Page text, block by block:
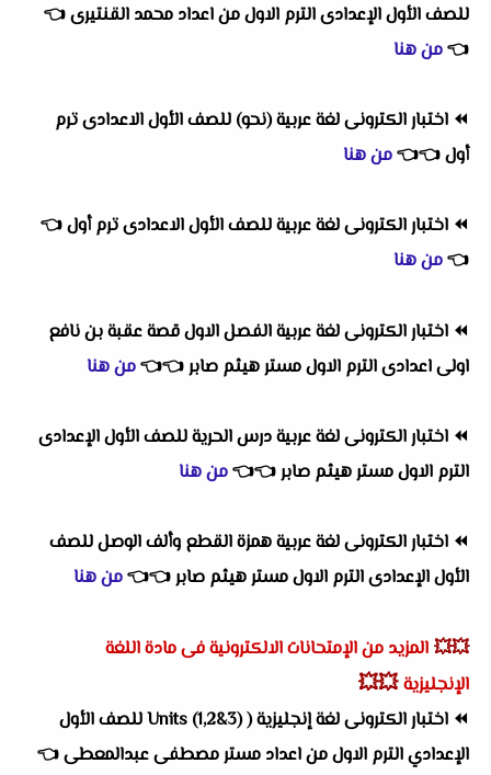
للصف الأول الإعدادى الترم الاول من اعداد محمد القنتيرى👈
👈من هنا
⏪ اختبار الكترونى لغة عربية (نحو) للصف الأول الاعدادى ترم
أول👈
👈من هنا
⏪ اختبار الكترونى لغة عربية للصف الأول الاعدادى ترم أول👈
👈من هنا
⏪ اختبار الكترونى لغة عربية الفصل الاول قصة عقبة بن نافع
اولى اعدادى الترم الاول مستر هيثم صابر👈
👈من هنا
⏪ اختبار الكترونى لغة عربية درس الحرية للصف الأول الإعدادى
الترم الاول مستر هيثم صابر👈
👈من هنا
⏪ اختبار الكترونى لغة عربية همزة القطع وألف الوصل للصف
الأول الإعدادى الترم الاول مستر هيثم صابر👈
👈من هنا
💥💥 المزيد من الإمتحانات الالكترونية فى مادة اللغة
الإنجليزية 💥💥
⏪
اختبار الكترونى لغة إنجليزية ( Units (1,2&3) للصف الأول
الإعدادي الترم الاول من اعداد مستر مصطفى عبدالمعطى👈